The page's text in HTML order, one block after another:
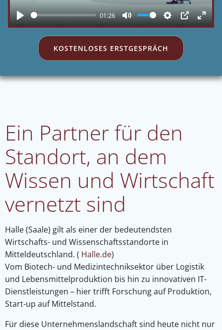
Play
01:26
Mute Settings
PIP Enter
KOSTENLOSES ERSTGESPRÄCH
Ein Partner für den
Standort, an dem
Wissen und Wirtschaft
vernetzt sind
Halle (Saale) gilt als einer der bedeutendsten
Wirtschafts- und Wissenschaftsstandorte in
Mitteldeutschland. ( Halle.de)
Vom Biotech- und Medizintechniksektor über Logistik
und Lebensmittelproduktion bis hin zu innovativen IT-
Dienstleistungen – hier trifft Forschung auf Produktion,
Start-up auf Mittelstand.
Für diese Unternehmenslandschaft sind heute nicht nur